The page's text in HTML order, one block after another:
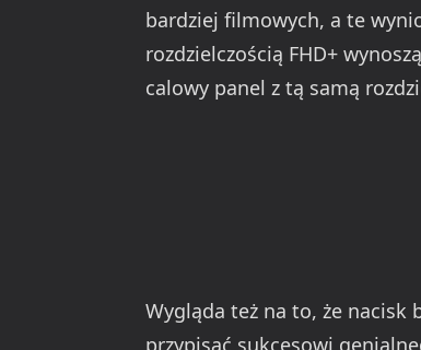
bardziej filmowych, a te
rozdzielczością FHD+
calowy panel z tą samą
Wygląda też na to, że nacisk
przypisać sukcesowi